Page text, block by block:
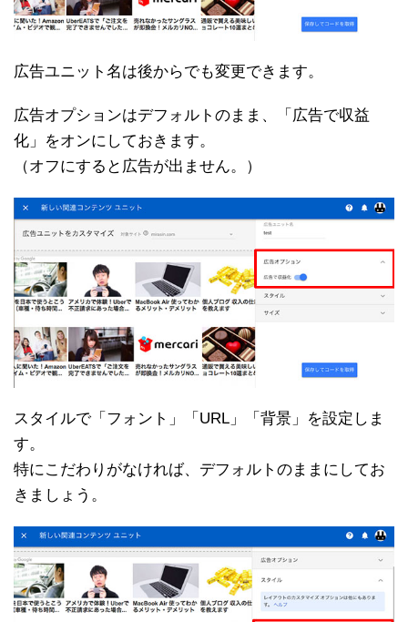
広告ユニット名は後からでも変更できます。
広告オプションはデフォルトのまま、「広告で収益
化」をオンにしておきます。
（オフにすると広告が出ません。）
スタイルで「フォント」「URL」「背景」を設定しま
す。
特にこだわりがなければ、デフォルトのままにしてお
きましょう。